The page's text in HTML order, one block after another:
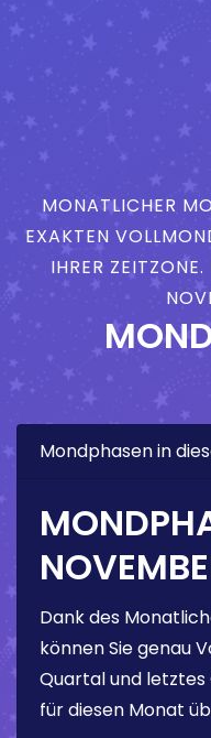
MONATLICHER
EXAKTEN
IHRER
Mondphasen in
Dank des
können Sie genau
Quartal und
für diesen Monat